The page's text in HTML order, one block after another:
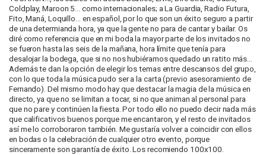
Coldplay, Maroon 5... como internacionales; a La Guardia, Radio Futura,
Fito, Maná, Loquillo... en español, por lo que son un éxito seguro a partir
de una determianda hora, ya que la gente no para de cantar y bailar. Os
diré como referencia que en mi boda la mayor parte de los invitados no
se fueron hasta las seis de la mañana, hora límite que tenía para
desalojar la bodega, que si no nos hubiéramos quedado un ratito más...
Además te dan la opción de elegir los temas entre descansos del grupo,
con lo que toda la música pudo ser a la carta (previo asesoramiento de
Fernando). Del mismo modo hay que destacar la magia de la música en
directo, ya que no se limitan a tocar, si no que animan al personal para
que no pare y continúen la fiesta. Por todo ello no puedo decir nada más
que calificativos buenos porque me encantaron, y el resto de invitados
así me lo corroboraron también. Me gustaría volver a coincidir con ellos
en bodas o la celebración de cualquier otro evento, porque
sinceramente son garantía de éxito. Los recomiendo 100x100.